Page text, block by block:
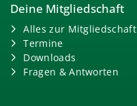
Deine Mitgliedschaft
Alles zur Mitgliedschaft
Termine
Downloads
Fragen & Antworten